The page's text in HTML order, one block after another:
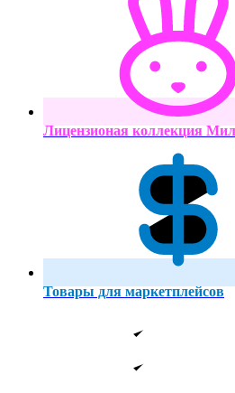
Лицензионая коллекция
Товары для маркетплейсов